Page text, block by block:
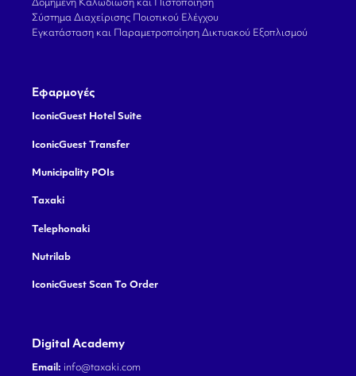
Δομημένη Καλωδίωση και Πιστοποίηση
Σύστημα Διαχείρισης Ποιοτικού Ελέγχου
Εγκατάσταση και Παραμετροποίηση Δικτυακού Εξοπλισμού
Εφαρμογές
IconicGuest Hotel Suite
IconicGuest Transfer
Municipality POIs
Taxaki
Telephonaki
Nutrilab
IconicGuest Scan To Order
Digital Academy
Email: info@taxaki.com